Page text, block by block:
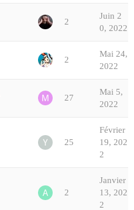
2
Juin 2
0, 2022
2
Mai 24,
2022
27
Mai 5,
2022
25
Février
19, 202
2
2
Janvier
13, 202
2